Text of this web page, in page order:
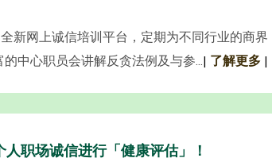
新网上诚信培训平台，定期为不同行业的商界
中心职员会讲解反贪法例及与参...| 了解更多 |
职场诚信进行「健康评估」！